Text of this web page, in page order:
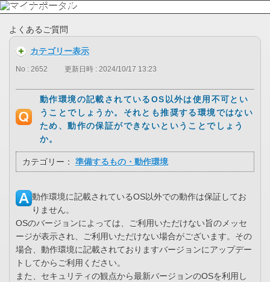
よくあるご質問
カテゴリー表示
No : 2652 更新日時 : 2024/10/17 13:23
動作環境の記載されているOS以外は使用不可とい
うことでしょうか。それとも推奨する環境ではない
ため、動作の保証ができないということでしょう
か。
カテゴリー： 準備するもの・動作環境
動作環境に記載されているOS以外での動作は保証してお
りません。
OSのバージョンによっては、ご利用いただけない旨のメッセ
ージが表示され、ご利用いただけない場合がございます。その
場合、動作環境に記載されておりますバージョンにアップデー
トしてからご利用ください。
また、セキュリティの観点から最新バージョンのOSを利用し